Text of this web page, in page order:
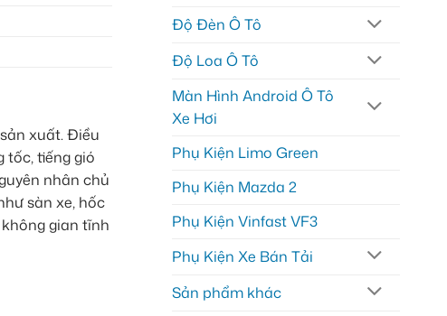
xuất. Điều
tốc, tiếng gió
nhân chủ
sàn xe, hốc
gian tĩnh
Độ Đèn Ô Tô
Độ Loa Ô Tô
Màn Hình Android Ô Tô
Xe Hơi
Phụ Kiện Limo Green
Phụ Kiện Mazda 2
Phụ Kiện Vinfast VF3
Phụ Kiện Xe Bán Tải
Sản phẩm khác